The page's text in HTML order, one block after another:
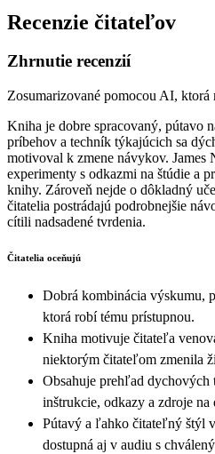
Recenzie čitateľov
Zhrnutie recenzií
Zosumarizované pomocou AI,
Kniha je dobre spracovaný, pútavo
príbehov a techník týkajúcich sa
motivoval k zmene návykov. James
experimenty s odkazmi na štúdie a
knihy. Zároveň nejde o dôkladný
čitatelia postrádajú podrobnejšie
cítili nadsadené tvrdenia.
Čitatelia oceňujú
Dobrá kombinácia výskumu,
ktorá robí tému prístupnou.
Kniha motivuje čitateľa
niektorým čitateľom zmenila
Obsahuje prehľad dychových
inštrukcie, odkazy a zdroje na
Pútavý a ľahko čitateľný štýl
dostupná aj v audiu s